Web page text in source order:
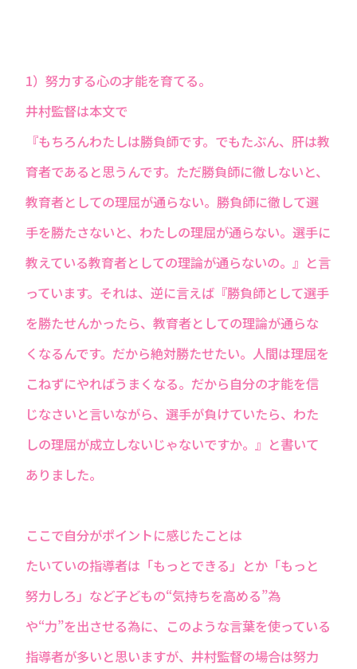
1）努力する心の才能を育てる。
井村監督は本文で
『もちろんわたしは勝負師です。でもたぶん、肝は教
育者であると思うんです。ただ勝負師に徹しないと、
教育者としての理屈が通らない。勝負師に徹して選
手を勝たさないと、わたしの理屈が通らない。選手に
教えている教育者としての理論が通らないの。』と言
っています。それは、逆に言えば『勝負師として選手
を勝たせんかったら、教育者としての理論が通らな
くなるんです。だから絶対勝たせたい。人間は理屈を
こねずにやればうまくなる。だから自分の才能を信
じなさいと言いながら、選手が負けていたら、わた
しの理屈が成立しないじゃないですか。』と書いて
ありました。
ここで自分がポイントに感じたことは
たいていの指導者は「もっとできる」とか「もっと
努力しろ」など子どもの“気持ちを高める”為
や“力”を出させる為に、このような言葉を使っている
指導者が多いと思いますが、井村監督の場合は努力